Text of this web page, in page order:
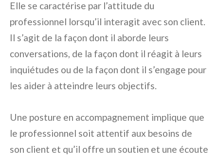
Elle se caractérise par l’attitude du
professionnel lorsqu’il interagit avec son client.
Il s’agit de la façon dont il aborde leurs
conversations, de la façon dont il réagit à leurs
inquiétudes ou de la façon dont il s’engage pour
les aider à atteindre leurs objectifs.
Une posture en accompagnement implique que
le professionnel soit attentif aux besoins de
son client et qu’il offre un soutien et une écoute